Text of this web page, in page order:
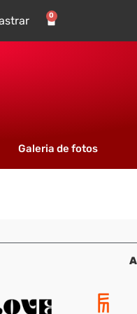
0
Galeria de fotos